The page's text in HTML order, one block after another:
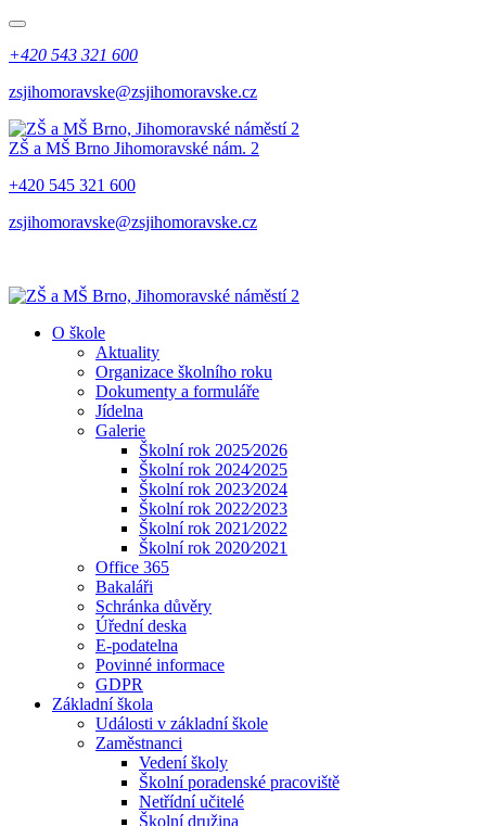
+420 543 321 600
zsjihomoravske@zsjihomoravske.cz
ZŠ a MŠ Brno Jihomoravské nám. 2
+420 545 321 600
zsjihomoravske@zsjihomoravske.cz
O škole
Aktuality
Organizace školního roku
Dokumenty a formuláře
Jídelna
Galerie
Školní rok 2025⁄2026
Školní rok 2024⁄2025
Školní rok 2023⁄2024
Školní rok 2022⁄2023
Školní rok 2021⁄2022
Školní rok 2020⁄2021
Office 365
Bakaláři
Schránka důvěry
Úřední deska
E-podatelna
Povinné informace
GDPR
Základní škola
Události v základní škole
Zaměstnanci
Vedení školy
Školní poradenské pracoviště
Netřídní učitelé
Školní družina